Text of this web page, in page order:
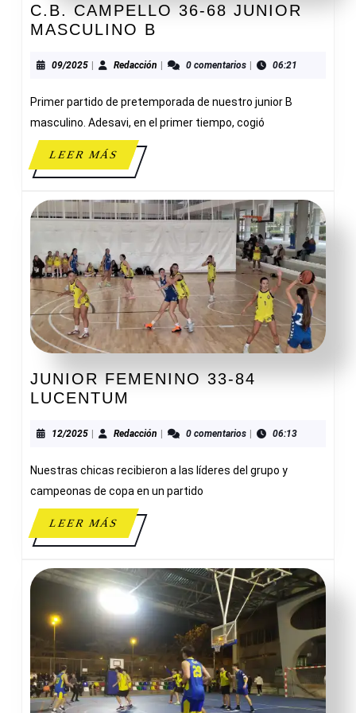
C.B. CAMPELLO 36-68 JUNIOR
MASCULINO B
36-
JUNIOR
MASCULINO
09/202509/2025
| Redacción Redacción
| 0 comentarios | 06:21
Primer partido de pretemporada de nuestro junior B
masculino. Adesavi, en el primer tiempo, cogió
LEER MÁSLEER
MÁS
JUNIOR FEMENINO 33-84
LUCENTUM
33-
LUCENTUM
12/202512/2025Redacción Redacción0 comentarios 06:13
Nuestras chicas recibieron a las líderes del grupo y
campeonas de copa en un partido
LEER MÁSLEER
MÁS